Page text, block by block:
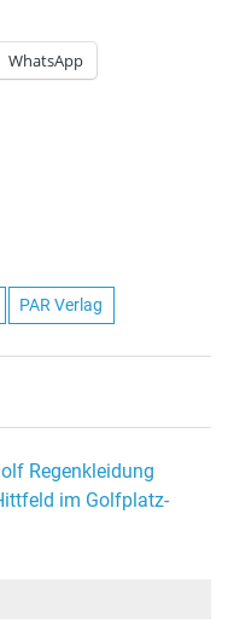
WhatsApp
PAR Verlag
Regenkleidung
im Golfplatz-